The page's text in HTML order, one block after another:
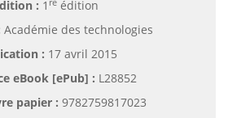
: 1 re édition
Académie des technologies
: 17 avril 2015
eBook [ePub] : L28852
papier : 9782759817023